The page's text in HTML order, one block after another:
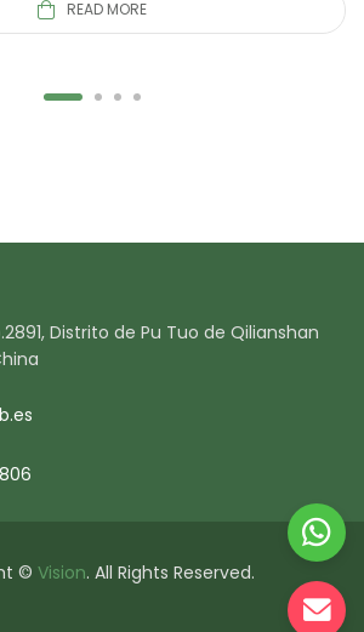
READ MORE
Distrito de Pu Tuo de Qilianshan
© Vision. All Rights Reserved.